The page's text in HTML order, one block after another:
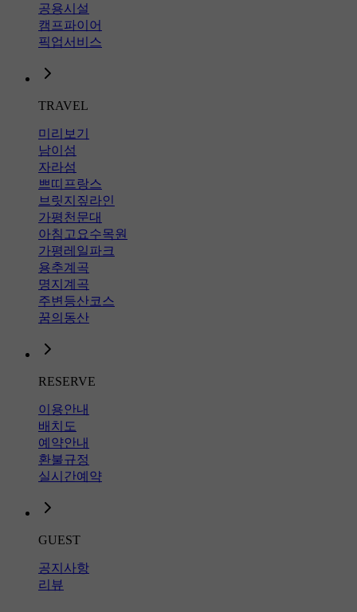
공용시설
캠프파이어
픽업서비스
TRAVEL
미리보기
남이섬
자라섬
쁘띠프랑스
브릿지짚라인
가평천문대
아침고요수목원
가평레일파크
용추계곡
명지계곡
주변등산코스
꿈의동산
RESERVE
이용안내
배치도
예약안내
환불규정
실시간예약
GUEST
공지사항
리뷰